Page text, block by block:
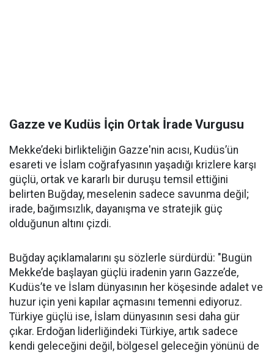
Gazze ve Kudüs İçin Ortak İrade Vurgusu
Mekke’deki birlikteliğin Gazze'nin acısı, Kudüs’ün
esareti ve İslam coğrafyasının yaşadığı krizlere karşı
güçlü, ortak ve kararlı bir duruşu temsil ettiğini
belirten Buğday, meselenin sadece savunma değil;
irade, bağımsızlık, dayanışma ve stratejik güç
olduğunun altını çizdi.
Buğday açıklamalarını şu sözlerle sürdürdü: "Bugün
Mekke’de başlayan güçlü iradenin yarın Gazze’de,
Kudüs’te ve İslam dünyasının her köşesinde adalet ve
huzur için yeni kapılar açmasını temenni ediyoruz.
Türkiye güçlü ise, İslam dünyasının sesi daha gür
çıkar. Erdoğan liderliğindeki Türkiye, artık sadece
kendi geleceğini değil, bölgesel geleceğin yönünü de